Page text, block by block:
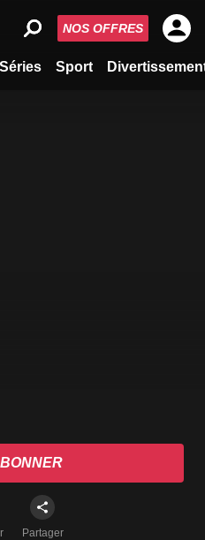
Séries Sport
NOS OFFRES
Partager